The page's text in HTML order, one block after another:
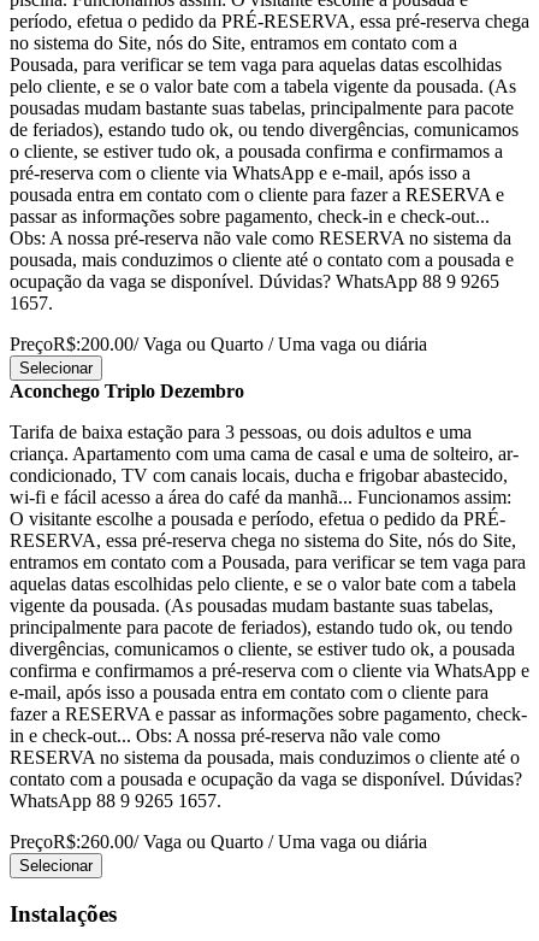
período, efetua o pedido da PRÉ-RESERVA, essa pré-reserva chega
no sistema do Site, nós do Site, entramos em contato com a
Pousada, para verificar se tem vaga para aquelas datas escolhidas
pelo cliente, e se o valor bate com a tabela vigente da pousada. (As
pousadas mudam bastante suas tabelas, principalmente para pacote
de feriados), estando tudo ok, ou tendo divergências, comunicamos
o cliente, se estiver tudo ok, a pousada confirma e confirmamos a
pré-reserva com o cliente via WhatsApp e e-mail, após isso a
pousada entra em contato com o cliente para fazer a RESERVA e
passar as informações sobre pagamento, check-in e check-out...
Obs: A nossa pré-reserva não vale como RESERVA no sistema da
pousada, mais conduzimos o cliente até o contato com a pousada e
ocupação da vaga se disponível. Dúvidas? WhatsApp 88 9 9265
1657.
PreçoR$:200.00/ Vaga ou Quarto / Uma vaga ou diária
Selecionar
Aconchego Triplo Dezembro
Tarifa de baixa estação para 3 pessoas, ou dois adultos e uma
criança. Apartamento com uma cama de casal e uma de solteiro, ar-
condicionado, TV com canais locais, ducha e frigobar abastecido,
wi-fi e fácil acesso a área do café da manhã... Funcionamos assim:
O visitante escolhe a pousada e período, efetua o pedido da PRÉ-
RESERVA, essa pré-reserva chega no sistema do Site, nós do Site,
entramos em contato com a Pousada, para verificar se tem vaga para
aquelas datas escolhidas pelo cliente, e se o valor bate com a tabela
vigente da pousada. (As pousadas mudam bastante suas tabelas,
principalmente para pacote de feriados), estando tudo ok, ou tendo
divergências, comunicamos o cliente, se estiver tudo ok, a pousada
confirma e confirmamos a pré-reserva com o cliente via WhatsApp e
e-mail, após isso a pousada entra em contato com o cliente para
fazer a RESERVA e passar as informações sobre pagamento, check-
in e check-out... Obs: A nossa pré-reserva não vale como
RESERVA no sistema da pousada, mais conduzimos o cliente até o
contato com a pousada e ocupação da vaga se disponível. Dúvidas?
WhatsApp 88 9 9265 1657.
PreçoR$:260.00/ Vaga ou Quarto / Uma vaga ou diária
Selecionar
Instalações